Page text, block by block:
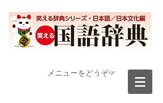
​メニューをどうぞ☞